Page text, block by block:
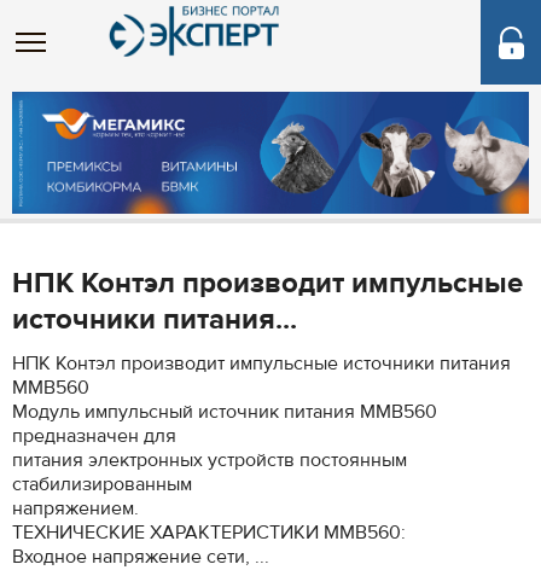
НПК Контэл производит импульсные
источники питания...
НПК Контэл производит импульсные источники питания
MMB560
Модуль импульсный источник питания MMB560
предназначен для
питания электронных устройств постоянным
стабилизированным
напряжением.
ТЕХНИЧЕСКИЕ ХАРАКТЕРИСТИКИ MMB560:
Входное напряжение сети, ...